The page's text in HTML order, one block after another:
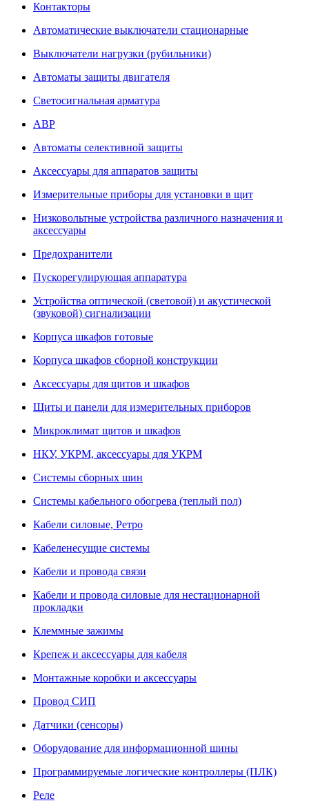
Контакторы
Автоматические выключатели стационарные
Выключатели нагрузки (рубильники)
Автоматы защиты двигателя
Светосигнальная арматура
АВР
Автоматы селективной защиты
Аксессуары для аппаратов защиты
Измерительные приборы для установки в щит
Низковольтные устройства различного назначения и
аксессуары
Предохранители
Пускорегулирующая аппаратура
Устройства оптической (световой) и акустической
(звуковой) сигнализации
Корпуса шкафов готовые
Корпуса шкафов сборной конструкции
Аксессуары для щитов и шкафов
Щиты и панели для измерительных приборов
Микроклимат щитов и шкафов
НКУ, УКРМ, аксессуары для УКРМ
Системы сборных шин
Системы кабельного обогрева (теплый пол)
Кабели силовые, Ретро
Кабеленесущие системы
Кабели и провода связи
Кабели и провода силовые для нестационарной
прокладки
Клеммные зажимы
Крепеж и аксессуары для кабеля
Монтажные коробки и аксессуары
Провод СИП
Датчики (сенсоры)
Оборудование для информационной шины
Программируемые логические контроллеры (ПЛК)
Реле